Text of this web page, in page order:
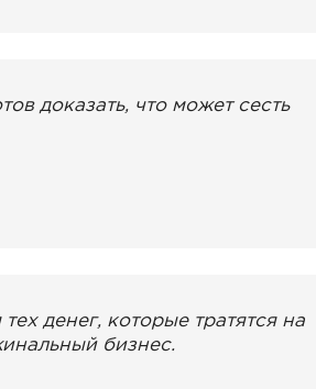
доказать, что может сесть
денег, которые тратятся на
бизнес.